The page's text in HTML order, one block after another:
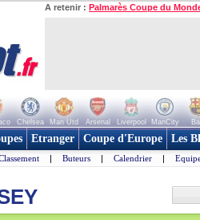
A retenir : Palmarès Coupe du
Chelsea Man Utd Arsenal Liverpool ManCity
Etranger Coupe d'Europe Les
| Buteurs | Calendrier |